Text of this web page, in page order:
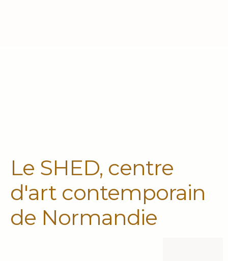
Le SHED, centre
d'art contemporain
de Normandie